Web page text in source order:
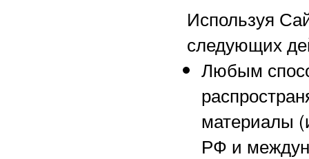
Используя
следующих
Любым
материалы
РФ и